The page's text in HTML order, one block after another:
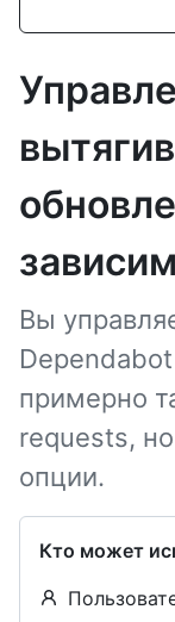
Вы
примерно
requests,
опции.
Кто может